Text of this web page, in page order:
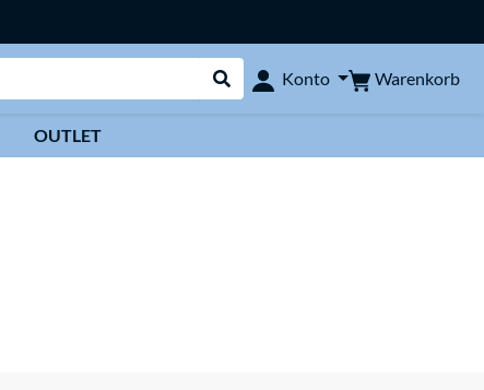
Suche durchführen
Konto Warenkorb
OUTLET